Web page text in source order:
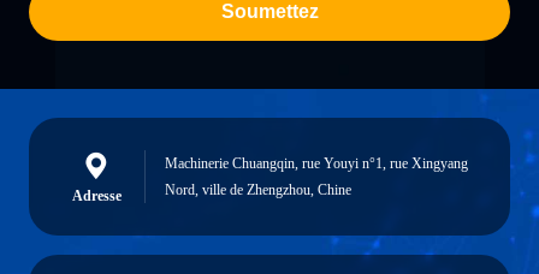
Soumettez
Adresse
Machinerie Chuangqin, rue Youyi n°1, rue Xingyang
Nord, ville de Zhengzhou, Chine